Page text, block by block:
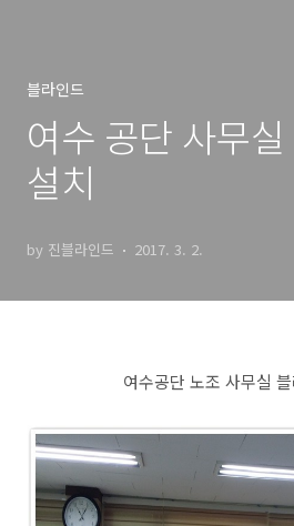
블라인드
여수 공단 사무
설치
by 진블라인드 2017. 3. 2.
여수공단 노조 사무실